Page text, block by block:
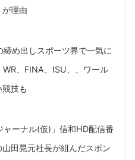
が理由
締め出しスポーツ界で一気に
、FINA、ISU、、ワール
競技も
ャーナル(仮)」信和HD配信番
田晃元社長が組んだスポン